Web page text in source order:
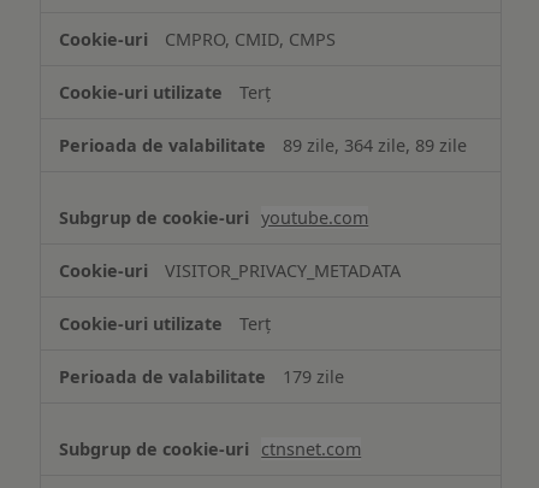
CMPRO, CMID, CMPS
Terț
89 zile, 364 zile, 89 zile
youtube.com
VISITOR_PRIVACY_METADATA
Terț
179 zile
ctnsnet.com